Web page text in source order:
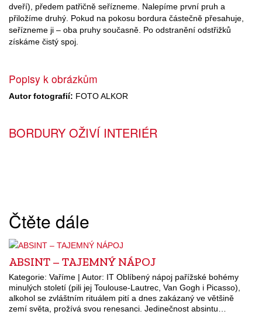
dveří), předem patřičně seřízneme. Nalepíme první pruh a
přiložíme druhý. Pokud na pokosu bordura částečně přesahuje,
seřízneme ji – oba pruhy současně. Po odstranění odstřižků
získáme čistý spoj.
Popisy k obrázkům
Autor fotografií: FOTO ALKOR
BORDURY OŽIVÍ INTERIÉR
Čtěte dále
ABSINT – TAJEMNÝ NÁPOJ
Kategorie: Vaříme | Autor: IT Oblíbený nápoj pařížské bohémy
minulých století (pili jej Toulouse-Lautrec, Van Gogh i Picasso),
alkohol se zvláštním rituálem pití a dnes zakázaný ve většině
zemí světa, prožívá svou renesanci. Jedinečnost absintu…